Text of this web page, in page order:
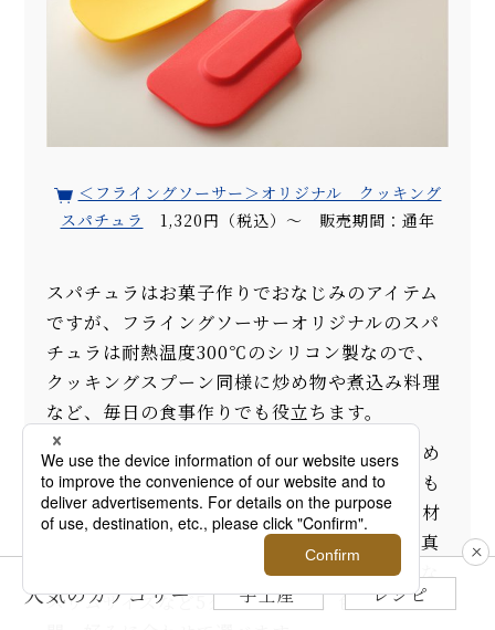
＜フライングソーサー＞オリジナル クッキング
スパチュラ
1,320円（税込）～ 販売期間：通年
スパチュラはお菓子作りでおなじみのアイテム
ですが、フライングソーサーオリジナルのスパ
チュラは耐熱温度300℃のシリコン製なので、
クッキングスプーン同様に炒め物や煮込み料理
など、毎日の食事作りでも役立ちます。
オールシリコンの一体成型で継ぎ目がないため
汚れがたまりにくく、洗いやすいのでいつでも
清潔。レギュラータイプ（写真右）のほか、材
料の盛り付けにも便利なスプーンタイプ（写真
左）、ジャムやマヨネーズをすくうのに便利な
スリムサイズなど5タイプを用意。色は7色展
人気のカテゴリー 手土産 レシピ